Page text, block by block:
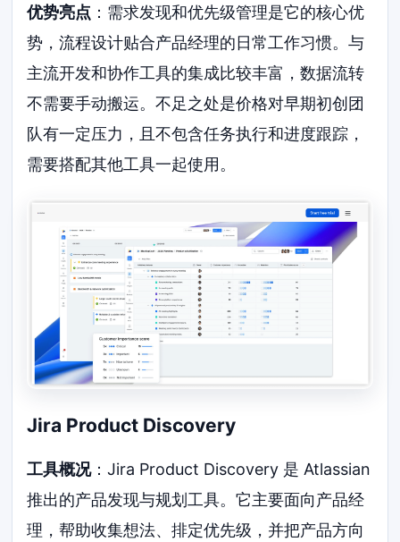
优势亮点 ：需求发现和优先级管理是它的核心优
势，流程设计贴合产品经理的日常工作习惯。与
主流开发和协作工具的集成比较丰富，数据流转
不需要手动搬运。不足之处是价格对早期初创团
队有一定压力，且不包含任务执行和进度跟踪，
需要搭配其他工具一起使用。
Jira Product Discovery
工具概况：Jira Product Discovery 是 Atlassian
推出的产品发现与规划工具。它主要面向产品经
理，帮助收集想法、排定优先级，并把产品方向